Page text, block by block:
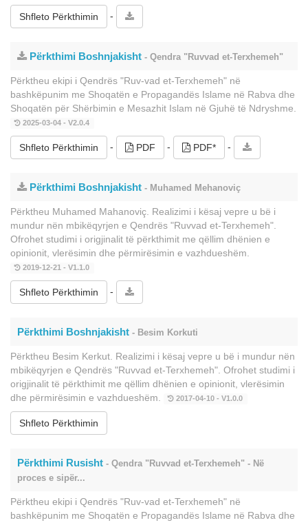
Shfleto Përkthimin -
Përkthimi Boshnjakisht - Qendra "Ruvvad et-Terxhemeh"
Përktheu ekipi i Qendrës "Ruv-vad et-Terxhemeh" në
bashkëpunim me Shoqatën e Propagandës Islame në Rabva dhe
Shoqatën për Shërbimin e Mesazhit Islam në Gjuhë të Ndryshme.
2025-03-04 - V2.0.4
Shfleto Përkthimin - PDF - PDF* -
Përkthimi Boshnjakisht - Muhamed Mehanoviç
Përktheu Muhamed Mahanoviç. Realizimi i kësaj vepre u bë i
mundur nën mbikëqyrjen e Qendrës "Ruvvad et-Terxhemeh".
Ofrohet studimi i origjinalit të përkthimit me qëllim dhënien e
opinionit, vlerësimin dhe përmirësimin e vazhdueshëm.
2019-12-21 - V1.1.0
Shfleto Përkthimin -
Përkthimi Boshnjakisht - Besim Korkuti
Përktheu Besim Kerkut. Realizimi i kësaj vepre u bë i mundur nën
mbikëqyrjen e Qendrës "Ruvvad et-Terxhemeh". Ofrohet studimi i
origjinalit të përkthimit me qëllim dhënien e opinionit, vlerësimin
dhe përmirësimin e vazhdueshëm.
2017-04-10 - V1.0.0
Shfleto Përkthimin
Përkthimi Rusisht - Qendra "Ruvvad et-Terxhemeh" - Në
proces e sipër...
Përktheu ekipi i Qendrës "Ruv-vad et-Terxhemeh" në
bashkëpunim me Shoqatën e Propagandës Islame në Rabva dhe